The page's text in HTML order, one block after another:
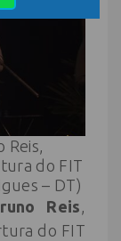
Reis,
do FIT
– DT)
Reis ,
do FIT